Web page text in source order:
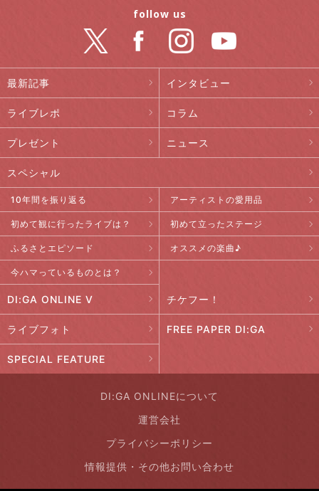
最新記事 インタビュー
ライブレポ コラム
プレゼント ニュース
スペシャル
10年間を振り返る アーティストの愛用品
初めて観に行ったライブは？ 初めて立ったステージ
ふるさとエピソード オススメの楽曲♪
今ハマっているものとは？
DI:GA ONLINE V チケフー！
ライブフォト FREE PAPER DI:GA
SPECIAL FEATURE
follow us
DI:GA ONLINEについて
運営会社
プライバシーポリシー
情報提供・その他お問い合わせ